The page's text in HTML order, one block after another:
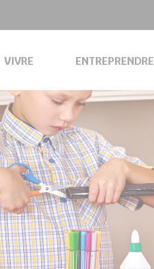
VIVRE ENTREPRENDRE